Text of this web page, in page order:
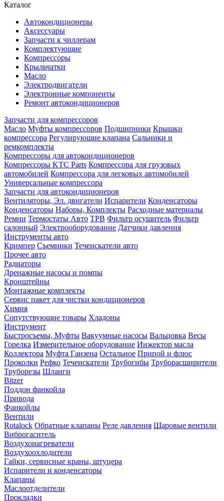
Каталог
Автокондиционеры
Аксессуары
Запчасти к чиллерам
Комплектующие
Компрессоры
Крыльчатки
Масло
Электродвигатели
Электронные компоненты
Ремонт автокондиционеров
Запчасти для компрессоров
Масло Муфты компрессоров Подшипники Крышки
компрессора Регулирующие клапана Сальники и
ремкомплекты
Компрессоры для автокондиционеров
Компрессоры KTC Parts Компрессора для грузовых
автомобилей Компрессора для легковых автомобилей
Универсальные компрессора
Запчасти для автокондиционеров
Вентиляторы, Эл. двигатели Испарители Конденсаторы
Конденсаторы Наборы, Комплекты Расходные материалы
Ремни Термостаты Авто ТРВ Фильтр осушитель Фильтр
салонный Электрооборудование Датчики давления
Инструменты авто
Кримпер Съемники Течеискатели авто
Прочее авто
Радиаторы
Дренажные насосы и помпы
Кронштейны
Монтажные комплекты
Сервис пакет для чистки кондиционеров
Химия
Сопутствующие товары Хладоны
Инструмент
Быстросъемы, Муфты Вакуумные насосы Вальцовка Весы
Горелка Измерительное оборудование Инжектор масла
Коллектора Муфта Ганзена Остальное Припой и флюс
Проколки Рефко Течеискатели Трубогибы Труборасширители
Труборезы Шланги
Bitzer
Поддон фанкойла
Привода
Фанкойлы
Вентили
Rotalock Обратные клапаны Реле давления Шаровые вентили
Виброгаситель
Воздухонагреватели
Воздухоохлодители
Гайки, сервисные краны, штуцера
Испарители и конденсаторы
Клапаны
Маслоотделители
Прокладки